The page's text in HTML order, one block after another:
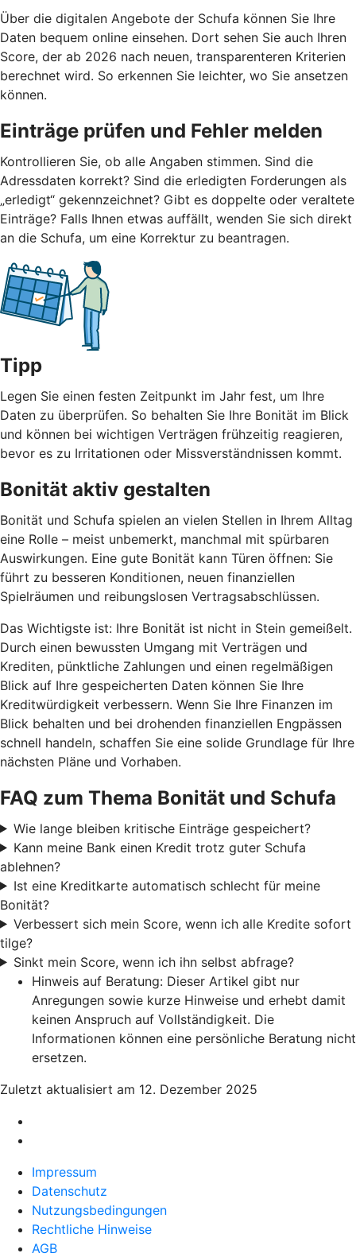
Über die digitalen Angebote der Schufa können Sie Ihre
Daten bequem online einsehen. Dort sehen Sie auch Ihren
Score, der ab 2026 nach neuen, transparenteren Kriterien
berechnet wird. So erkennen Sie leichter, wo Sie ansetzen
können.
Einträge prüfen und Fehler melden
Kontrollieren Sie, ob alle Angaben stimmen. Sind die
Adressdaten korrekt? Sind die erledigten Forderungen als
„erledigt“ gekennzeichnet? Gibt es doppelte oder veraltete
Einträge? Falls Ihnen etwas auffällt, wenden Sie sich direkt
an die Schufa, um eine Korrektur zu beantragen.
Tipp
Legen Sie einen festen Zeitpunkt im Jahr fest, um Ihre
Daten zu überprüfen. So behalten Sie Ihre Bonität im Blick
und können bei wichtigen Verträgen frühzeitig reagieren,
bevor es zu Irritationen oder Missverständnissen kommt.
Bonität aktiv gestalten
Bonität und Schufa spielen an vielen Stellen in Ihrem Alltag
eine Rolle – meist unbemerkt, manchmal mit spürbaren
Auswirkungen. Eine gute Bonität kann Türen öffnen: Sie
führt zu besseren Konditionen, neuen finanziellen
Spielräumen und reibungslosen Vertragsabschlüssen.
Das Wichtigste ist: Ihre Bonität ist nicht in Stein gemeißelt.
Durch einen bewussten Umgang mit Verträgen und
Krediten, pünktliche Zahlungen und einen regelmäßigen
Blick auf Ihre gespeicherten Daten können Sie Ihre
Kreditwürdigkeit verbessern. Wenn Sie Ihre Finanzen im
Blick behalten und bei drohenden finanziellen Engpässen
schnell handeln, schaffen Sie eine solide Grundlage für Ihre
nächsten Pläne und Vorhaben.
FAQ zum Thema Bonität und Schufa
Wie lange bleiben kritische Einträge gespeichert?
Kann meine Bank einen Kredit trotz guter Schufa
ablehnen?
Ist eine Kreditkarte automatisch schlecht für meine
Bonität?
Verbessert sich mein Score, wenn ich alle Kredite sofort
tilge?
Sinkt mein Score, wenn ich ihn selbst abfrage?
Hinweis auf Beratung: Dieser Artikel gibt nur
Anregungen sowie kurze Hinweise und erhebt damit
keinen Anspruch auf Vollständigkeit. Die
Informationen können eine persönliche Beratung nicht
ersetzen.
Zuletzt aktualisiert am 12. Dezember 2025
Impressum
Datenschutz
Nutzungsbedingungen
Rechtliche Hinweise
AGB